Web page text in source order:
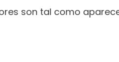
son tal como